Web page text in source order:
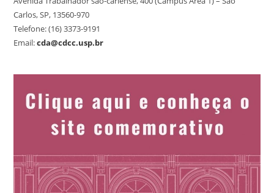
Carlos, SP, 13560-970
Telefone: (16) 3373-9191
Email:cda@cdcc.usp.br